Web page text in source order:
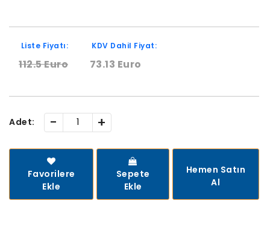
Liste Fiyatı:
112.5 Euro
KDV Dahil Fiyat:
73.13 Euro
Adet: - +
Favorilere
Ekle
Sepete
Ekle
Hemen Satın
Al